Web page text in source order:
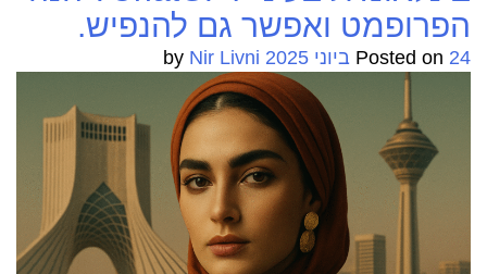
האיילות
בלילות?
הפרופמט ואפשר גם להנפיש.
Posted on 24 ביוני 2025 Nir Livni